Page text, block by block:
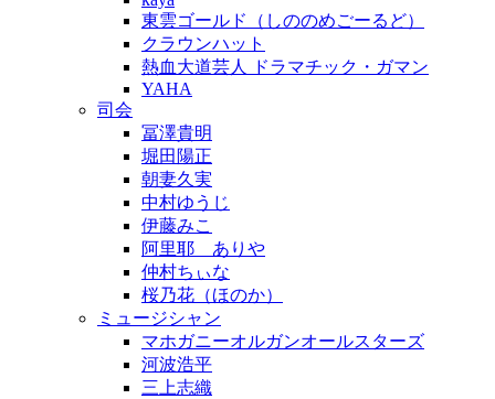
東雲ゴールド（しののめごーるど）
クラウンハット
熱血大道芸人 ドラマチック・ガマン
YAHA
司会
冨澤貴明
堀田陽正
朝妻久実
中村ゆうじ
伊藤みこ
阿里耶 ありや
仲村ちぃな
桜乃花（ほのか）
ミュージシャン
マホガニーオルガンオールスターズ
河波浩平
三上志織